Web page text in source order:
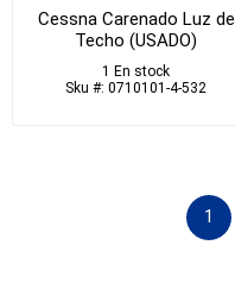
Cessna Carenado Luz de
Techo (USADO)
1 En stock
Sku #: 0710101-4-532
1